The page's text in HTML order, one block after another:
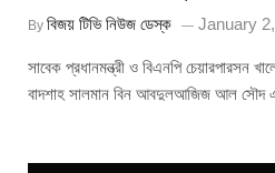
By বিজয় টিভি নিউজ ডেস্ক January
সাবেক প্রধানমন্ত্রী ও বিএনপি চেয়ারপারসন
বাদশাহ সালমান বিন আবদুলআজিজ আল সৌদ